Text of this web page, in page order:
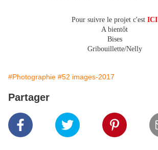
Pour suivre le projet c'est ICI
A bientôt
Bises
Gribouillette/Nelly
#Photographie #52 images-2017
Partager